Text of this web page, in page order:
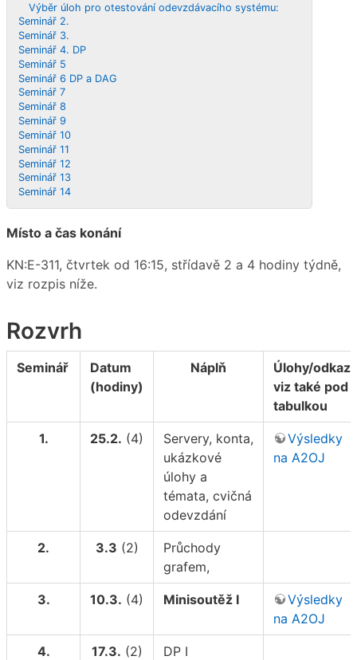
Výběr úloh pro otestování odevzdávacího systému:
Seminář 2.
Seminář 3.
Seminář 4. DP
Seminář 5
Seminář 6 DP a DAG
Seminář 7
Seminář 8
Seminář 9
Seminář 10
Seminář 11
Seminář 12
Seminář 13
Seminář 14
Místo a čas konání
KN:E-311, čtvrtek od 16:15, střídavě 2 a 4 hodiny týdně,
viz rozpis níže.
Rozvrh
Seminář
Datum
(hodiny)
Náplň
Úlohy/odkazy
viz také pod
tabulkou
1. 25.2. (4)
Servery, konta,
ukázkové
úlohy a
témata, cvičná
odevzdání
Výsledky
na A2OJ
2. 3.3 (2)
Průchody
grafem,
3. 10.3. (4) Minisoutěž I
Výsledky
na A2OJ
4. 17.3. (2) DP I